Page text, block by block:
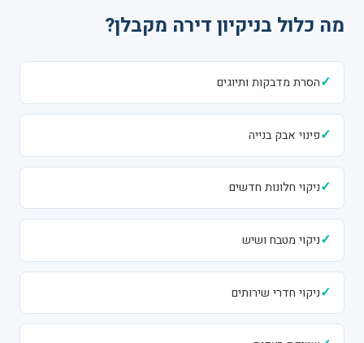
מה כלול בניקיון דירה מקבלן?
✓הסרת מדבקות ותיוגים
✓פינוי אבק בנייה
✓ניקוי חלונות חדשים
✓ניקוי מטבח ושיש
✓ניקוי חדרי שירותים